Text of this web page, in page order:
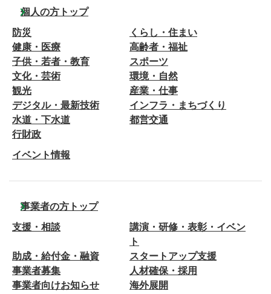
個人の方トップ
防災
くらし・住まい
健康・医療
高齢者・福祉
子供・若者・教育
スポーツ
文化・芸術
環境・自然
観光
産業・仕事
デジタル・最新技術
インフラ・まちづくり
水道・下水道
都営交通
行財政
イベント情報
事業者の方トップ
支援・相談
講演・研修・表彰・イベン
ト
助成・給付金・融資
スタートアップ支援
事業者募集
人材確保・採用
事業者向けお知らせ
海外展開